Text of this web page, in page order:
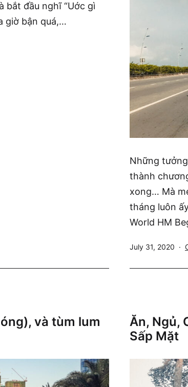
bắt đầu nghĩ “Uớc gì
giờ bận quá,…
Những
thành
xong… Mà
tháng luôn
World HM
Published
July 31, 2020
và tùm lum
Ăn, Ngủ,
Sấp Mặt